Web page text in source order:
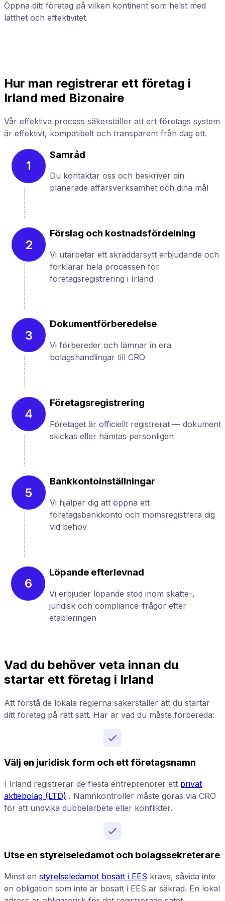
Öppna ditt företag på vilken kontinent som helst med
lätthet och effektivitet.
Hur man registrerar ett företag i
Irland med Bizonaire
Vår effektiva process säkerställer att ert företags system
är effektivt, kompatibelt och transparent från dag ett.
1
Samråd
Du kontaktar oss och beskriver din
planerade affärsverksamhet och dina mål
2
Förslag och kostnadsfördelning
Vi utarbetar ett skräddarsytt erbjudande och
förklarar hela processen för
företagsregistrering i Irland
3
Dokumentförberedelse
Vi förbereder och lämnar in era
bolagshandlingar till CRO
4
Företagsregistrering
Företaget är officiellt registrerat — dokument
skickas eller hämtas personligen
5
Bankkontoinställningar
Vi hjälper dig att öppna ett
företagsbankkonto och momsregistrera dig
vid behov
6
Löpande efterlevnad
Vi erbjuder löpande stöd inom skatte-,
juridisk och compliance-frågor efter
etableringen
Vad du behöver veta innan du
startar ett företag i Irland
Att förstå de lokala reglerna säkerställer att du startar
ditt företag på rätt sätt. Här är vad du måste förbereda:
Välj en juridisk form och ett företagsnamn
I Irland registrerar de flesta entreprenörer ett privat
aktiebolag (LTD) . Namnkontroller måste göras via CRO
för att undvika dubbelarbete eller konflikter.
Utse en styrelseledamot och bolagssekreterare
Minst en styrelseledamot bosatt i EES krävs, såvida inte
en obligation som inte är bosatt i EES är säkrad. En lokal